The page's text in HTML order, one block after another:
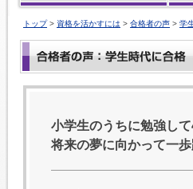
トップ> 資格を活かすには > 合格者の声 > 学
小学生のうちに勉強し
将来の夢に向かって一歩